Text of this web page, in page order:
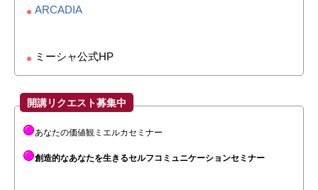
ARCADIA
ミーシャ公式HP
開講リクエスト募集中
あなたの価値観ミエルカセミナー
創造的なあなたを生きるセルフコミュニケーションセミナー